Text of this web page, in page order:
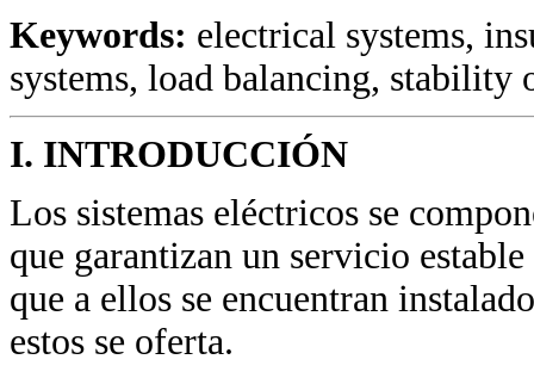
Keywords: electrical systems,
systems, load balancing, stability
I. INTRODUCCIÓN
Los sistemas eléctricos se
que garantizan un servicio
que a ellos se encuentran
estos se oferta.